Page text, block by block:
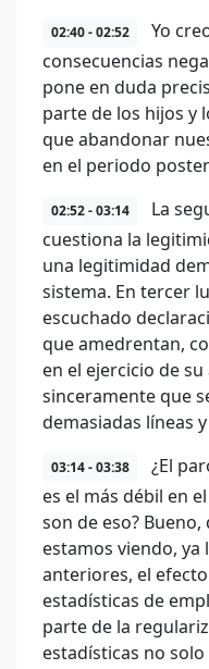
02:40 - 02:52
Yo
consecuencias
pone en duda
parte de los hijos y
que abandonar
en el periodo
02:52 - 03:14
La
cuestiona la
una legitimidad
sistema. En tercer
escuchado
que amedrentan,
en el ejercicio de
sinceramente que
demasiadas líneas
03:14 - 03:38
¿El
es el más débil en
son de eso?
estamos viendo, ya
anteriores, el
estadísticas de
parte de la
estadísticas no